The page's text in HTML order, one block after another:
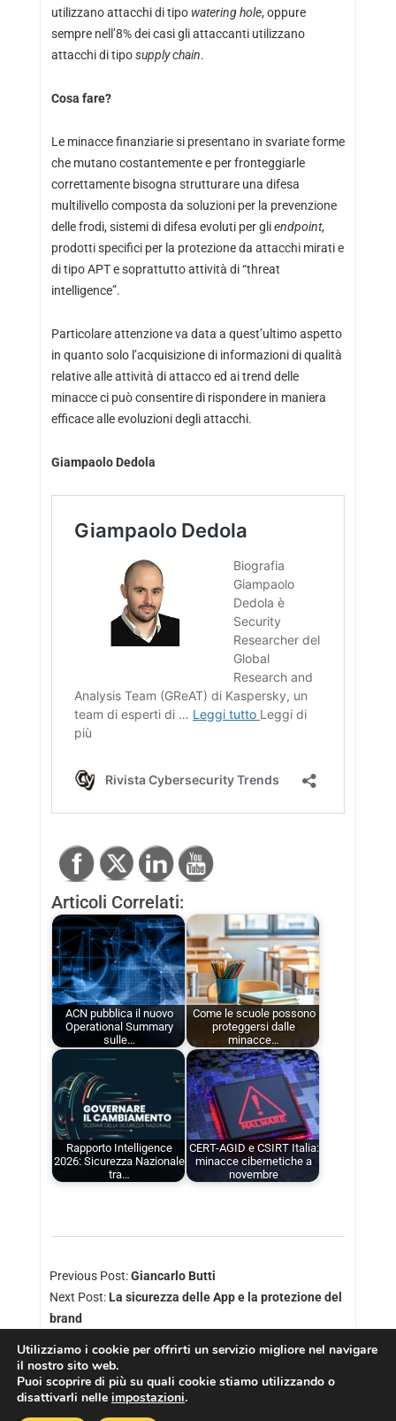
utilizzano attacchi di tipo watering hole, oppure
sempre nell’8% dei casi gli attaccanti utilizzano
attacchi di tiposupply chain.
Cosa fare?
Le minacce finanziarie si presentano in svariate forme
che mutano costantemente e per fronteggiarle
correttamente bisogna strutturare una difesa
multilivello composta da soluzioni per la prevenzione
delle frodi, sistemi di difesa evoluti per gliendpoint,
prodotti specifici per la protezione da attacchi mirati e
di tipo APT e soprattutto attività di “threat
intelligence”.
Particolare attenzione va data a quest’ultimo aspetto
in quanto solo l’acquisizione di informazioni di qualità
relative alle attività di attacco ed ai trend delle
minacce ci può consentire di rispondere in maniera
efficace alle evoluzioni degli attacchi.
Giampaolo Dedola
Articoli Correlati:
ACN pubblica il nuovo
Operational Summary
sulle…
Come le scuole possono
proteggersi dalle
minacce…
Rapporto Intelligence
2026: Sicurezza Nazionale
tra…
CERT-AGID e CSIRT Italia:
minacce cibernetiche a
novembre
Previous Post:Giancarlo Butti
Next Post: La sicurezza delle App e la protezione del
brand
Utilizziamo i cookie per offrirti un servizio migliore nel navigare
il nostro sito web.
Puoi scoprire di più su quali cookie stiamo utilizzando o
disattivarli nelle impostazioni.